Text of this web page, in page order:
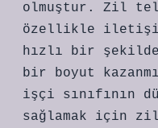
olmuştur. Zil
özellikle
hızlı bir
bir boyut
işçi sınıfının
sağlamak için